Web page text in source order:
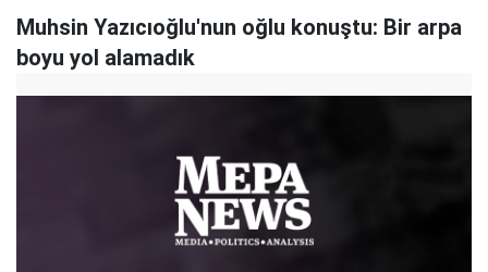
Muhsin Yazıcıoğlu'nun oğlu konuştu: Bir arpa
boyu yol alamadık